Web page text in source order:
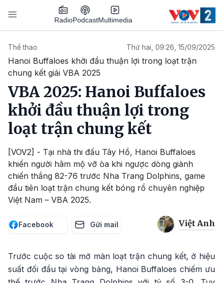
Nhảy đến nội dung
RadioPodcastMultimedia
Thể thao Thứ hai, 09:26, 15/09/2025
Hanoi Buffaloes khởi đầu thuận lợi trong loạt trận
chung kết giải VBA 2025
VBA 2025: Hanoi Buffaloes
khởi đầu thuận lợi trong
loạt trận chung kết
[VOV2] - Tại nhà thi đấu Tây Hồ, Hanoi Buffaloes
khiến người hâm mộ vỡ òa khi ngược dòng giành
chiến thắng 82-76 trước Nha Trang Dolphins, game
đầu tiên loạt trận chung kết bóng rổ chuyên nghiệp
Việt Nam – VBA 2025.
Facebook Gửi mail Việt Anh
Trước cuộc so tài mở màn loạt trận chung kết, ở hiệu
suất đối đầu tại vòng bảng, Hanoi Buffaloes chiếm ưu